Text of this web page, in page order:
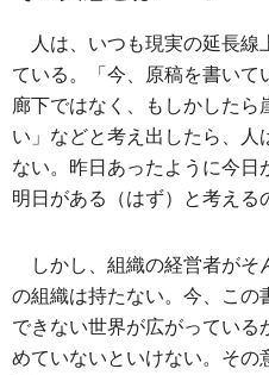
人は、いつも現実の延長線
ている。「今、原稿を書いて
廊下ではなく、もしかしたら
い」などと考え出したら、人
ない。昨日あったように今日
明日がある（はず）と考える
しかし、組織の経営者が
の組織は持たない。今、この
できない世界が広がっている
めていないといけない。その